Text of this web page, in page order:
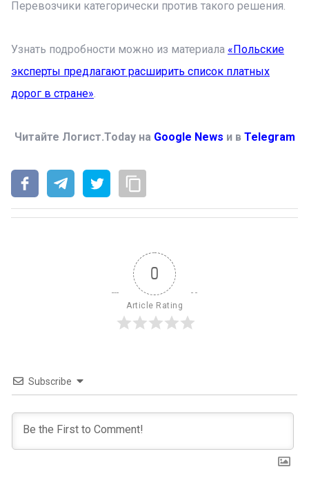
Перевозчики категорически против такого решения.
Узнать подробности можно из материала «Польские
эксперты предлагают расширить список платных
дорог в стране».
Читайте Логист.Today на Google News и в Telegram
0
Article Rating
Subscribe